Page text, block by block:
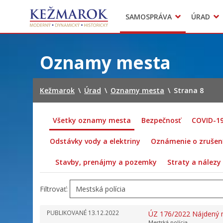
SAMOSPRÁVA
Mestská polícia
ÚRAD
Sekcie úradu
Oznamy mesta
Kežmarok \ Úrad \ Oznamy mesta \ Strana 8
Všetky oznamy mesta Bezpečnosť COVID-
Odstávky vody a elektriny Oznámenie o
Stavby, prenájmy a pozemky Straty a nálezy
Filtrovať:
PUBLIKOVANÉ 13.12.2022 ÚZ 176/2022 Nájdený